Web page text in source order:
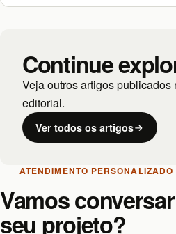
Continue
Veja outros artigos publicados
editorial.
Ver todos os artigos
ATENDIMENTO PERSONALIZADO
Vamos
seu projeto?